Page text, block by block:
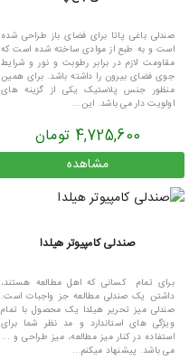
صندلی باغی پاتا برای فضای باز طراحی شده
است و به طبع از موادی ساخته شده است که
مقاومت لازم در برابر رطوبت و نور و شرایط
جوی فضای بیرون را داشته باشد. برای همین
منظور جنس پلاستیک یکی از گزینه های
اولویت دار می باشد. این...
4,725,600 تومان
مشاهده
صندلی کامپیوتر هیلدا
برای تمام کسانی که اهل مطالعه هستند،
داشتن یک صندلی مطالعه جز واجبات است.
صندلی میز تحریر هیلدا یک محصول با تمام
ویژگی های استاندارد و مد نظر شما برای
استفاده در کنار میز مطالعه، میز طراحی و ...
می باشد. پیشنهاد میکنم...